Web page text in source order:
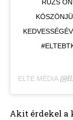
RÚZS
ELTE MÉDIA
Akit érdekel a